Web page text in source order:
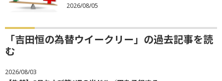
2026/08/05
「吉田恒の為替ウイークリー」の過去記事を読
む
2026/08/03